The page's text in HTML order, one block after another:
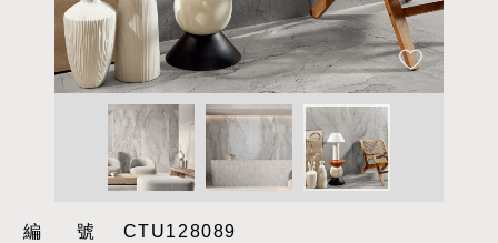
編號CTU128089